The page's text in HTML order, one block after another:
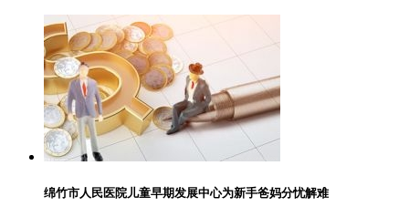
绵竹市人民医院儿童早期发展中心为新手爸妈分忧解难